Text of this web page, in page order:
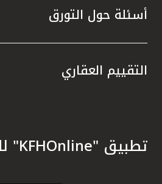
أسئلة حول التورق
التقييم العقاري
تطبيق "KFHOnline" للهواتف الذكية